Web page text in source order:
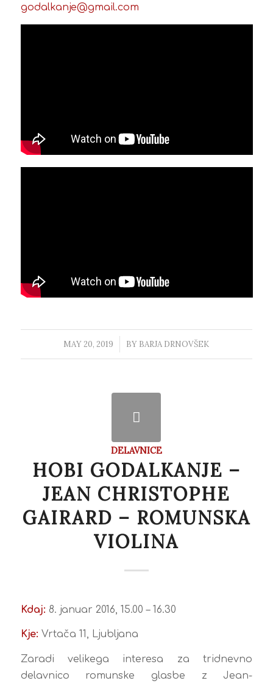
godalkanje@gmail.com
MAY 20, 2019
/ BY BARJA DRNOVŠEK
DELAVNICE
HOBI GODALKANJE –
JEAN CHRISTOPHE
GAIRARD – ROMUNSKA
VIOLINA
Kdaj: 8. januar 2016, 15.00 – 16.30
Kje: Vrtača 11, Ljubljana
Zaradi velikega interesa za tridnevno
delavnico romunske glasbe z Jean-